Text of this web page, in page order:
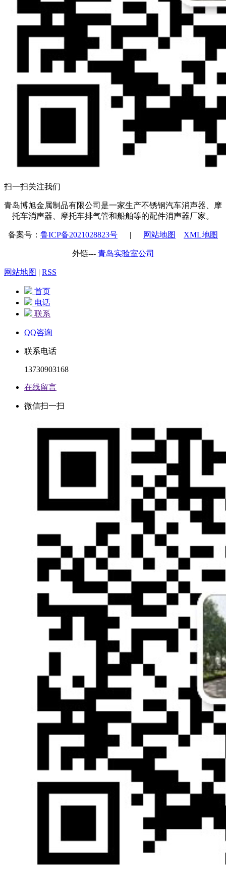
扫一扫关注我们
青岛博旭金属制品有限公司是一家生产不锈钢汽车消声器、摩
托车消声器、摩托车排气管和船舶等的配件消声器厂家。
备案号： 鲁ICP备2021028823号 | 网站地图 XML地图
外链--- 青岛实验室公司
网站地图 | RSS
首页
电话
联系
QQ咨询
联系电话
13730903168
在线留言
微信扫一扫